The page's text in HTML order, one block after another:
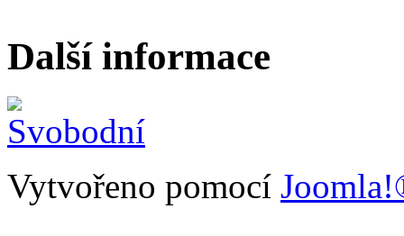
Další informace
Vytvořeno pomocí